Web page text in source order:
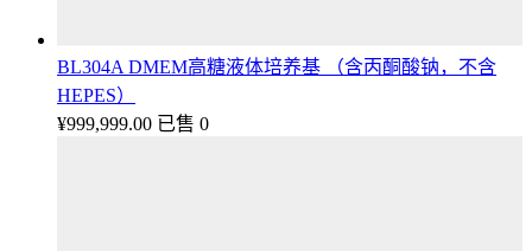
BL304A DMEM高糖液体培养基 （含丙酮酸钠，不含
HEPES）
¥999,999.00 已售 0